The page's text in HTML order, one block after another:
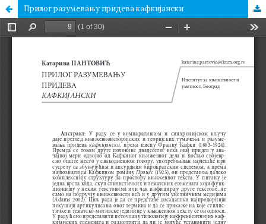
Прилог разумевању придева кафкијански